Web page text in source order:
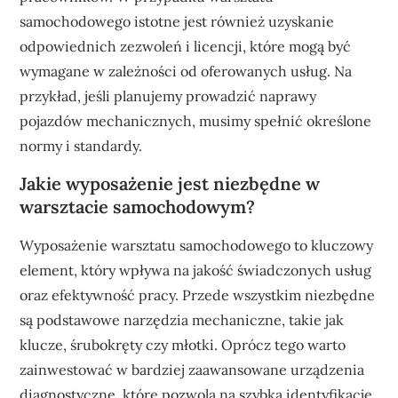
samochodowego istotne jest również uzyskanie
odpowiednich zezwoleń i licencji, które mogą być
wymagane w zależności od oferowanych usług. Na
przykład, jeśli planujemy prowadzić naprawy
pojazdów mechanicznych, musimy spełnić określone
normy i standardy.
Jakie wyposażenie jest niezbędne w
warsztacie samochodowym?
Wyposażenie warsztatu samochodowego to kluczowy
element, który wpływa na jakość świadczonych usług
oraz efektywność pracy. Przede wszystkim niezbędne
są podstawowe narzędzia mechaniczne, takie jak
klucze, śrubokręty czy młotki. Oprócz tego warto
zainwestować w bardziej zaawansowane urządzenia
diagnostyczne, które pozwolą na szybką identyfikację